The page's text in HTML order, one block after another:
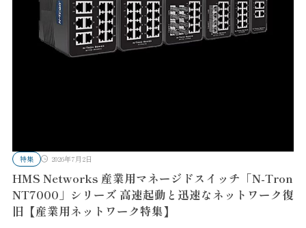
特集 2026年7月2日
HMS Networks 産業用マネージドスイッチ「N-Tron
NT7000」シリーズ 高速起動と迅速なネットワーク復
旧【産業用ネットワーク特集】